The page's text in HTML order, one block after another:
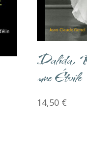
Dalida,
une Étoile
14,50 €